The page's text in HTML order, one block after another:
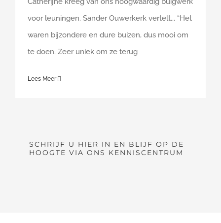
voor leuningen. Sander Ouwerkerk vertelt... “Het
waren bijzondere en dure buizen, dus mooi om
te doen. Zeer uniek om ze terug
Lees Meer
SCHRIJF U HIER IN EN BLIJF OP DE
HOOGTE VIA ONS KENNISCENTRUM